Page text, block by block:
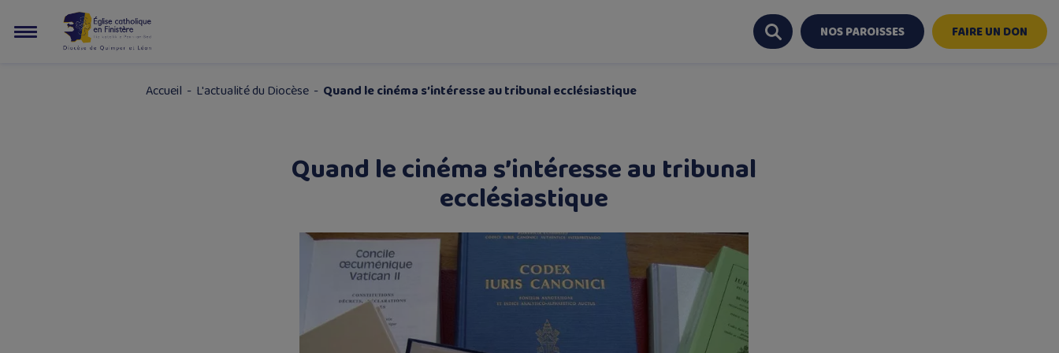
NOS PAROISSES FAIRE UN DON
Accueil - L'actualité du Diocèse- Quand le cinéma s’intéresse au tribunal ecclésiastique
Quand le cinéma s’intéresse au tribunal
ecclésiastique